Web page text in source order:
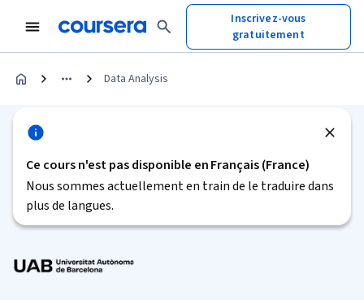
Inscrivez-vous
gratuitement
Data Analysis
Ce cours n'est pas disponible en Français (France)
Nous sommes actuellement en train de le traduire dans
plus de langues.